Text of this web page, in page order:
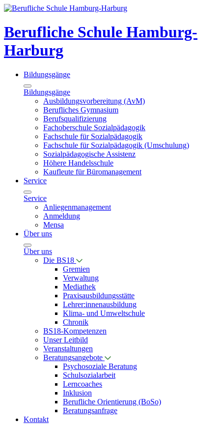
Berufliche Schule Hamburg-
Harburg
Bildungsgänge
Bildungsgänge
Ausbildungsvorbereitung (AvM)
Berufliches Gymnasium
Berufsqualifizierung
Fachoberschule Sozialpädagogik
Fachschule für Sozialpädagogik
Fachschule für Sozialpädagogik (Umschulung)
Sozialpädagogische Assistenz
Höhere Handelsschule
Kaufleute für Büromanagement
Service
Service
Anliegenmanagement
Anmeldung
Mensa
Über uns
Über uns
Die BS18
Gremien
Verwaltung
Mediathek
Praxisausbildungsstätte
Lehrer:innenausbildung
Klima- und Umweltschule
Chronik
BS18-Kompetenzen
Unser Leitbild
Veranstaltungen
Beratungsangebote
Psychosoziale Beratung
Schulsozialarbeit
Lerncoaches
Inklusion
Berufliche Orientierung (BoSo)
Beratungsanfrage
Kontakt